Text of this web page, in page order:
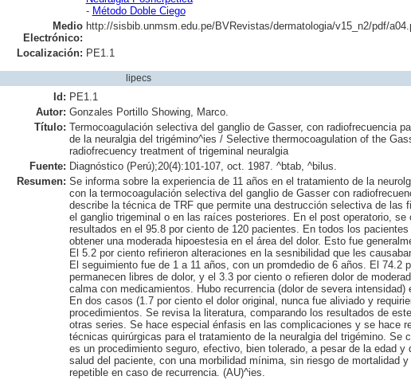
- Método Doble Ciego
Medio
Electrónico:
http://sisbib.unmsm.edu.pe/BVRevistas/dermatologia/v15_n2/pdf/
Localización: PE1.1
lipecs
Id: PE1.1
Autor: Gonzales Portillo Showing, Marco.
Título: Termocoagulación selectiva del ganglio de Gasser, con radiofrecuencia
de la neuralgia del trigémino^ies / Selective thermocoagulation of the
radiofrecuency treatment of trigeminal neuralgia
Fuente: Diagnóstico (Perú);20(4):101-107, oct. 1987. ^btab, ^bilus.
Resumen: Se informa sobre la experiencia de 11 años en el tratamiento de la
con la termocoagulación selectiva del ganglio de Gasser con
describe la técnica de TRF que permite una destrucción selectiva de las
el ganglio trigeminal o en las raíces posteriores. En el post operatorio, se
resultados en el 95.8 por ciento de 120 pacientes. En todos los
obtener una moderada hipoestesia en el área del dolor. Esto fue
El 5.2 por ciento refirieron alteraciones en la sesnibilidad que les
El seguimiento fue de 1 a 11 años, con un promdedio de 6 años. El 74.2
permanecen libres de dolor, y el 3.3 por ciento o refieren dolor de
calma con medicamientos. Hubo recurrencia (dolor de severa intensidad)
En dos casos (1.7 por ciento el dolor original, nunca fue aliviado y
procedimientos. Se revisa la literatura, comparando los resultados de
otras series. Se hace especial énfasis en las complicaciones y se hace
técnicas quirúrgicas para el tratamiento de la neuralgia del trigémino. Se
es un procedimiento seguro, efectivo, bien tolerado, a pesar de la edad y
salud del paciente, con una morbilidad mínima, sin riesgo de mortalidad
repetible en caso de recurrencia. (AU)^ies.